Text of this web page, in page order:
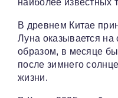
наиболее известных
В древнем Китае
Луна оказывается
образом, в месяце
после зимнего
жизни.